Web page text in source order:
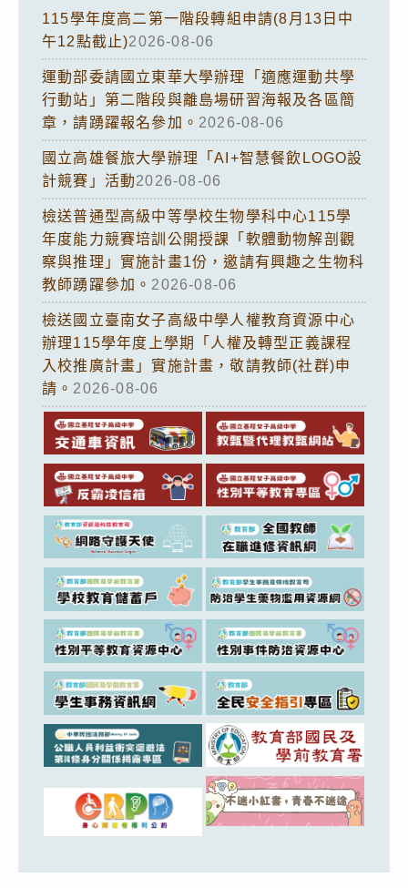
115學年度高二第一階段轉組申請(8月13日中
午12點截止)2026-08-06
運動部委請國立東華大學辦理「適應運動共學
行動站」第二階段與離島場研習海報及各區簡
章，請踴躍報名參加。 2026-08-06
國立高雄餐旅大學辦理「AI+智慧餐飲LOGO設
計競賽」活動2026-08-06
檢送普通型高級中等學校生物學科中心115學
年度能力競賽培訓公開授課「軟體動物解剖觀
察與推理」實施計畫1份，邀請有興趣之生物科
教師踴躍參加。 2026-08-06
檢送國立臺南女子高級中學人權教育資源中心
辦理115學年度上學期「人權及轉型正義課程
入校推廣計畫」實施計畫，敬請教師(社群)申
請。 2026-08-06